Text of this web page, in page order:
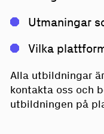
Utmaningar
Vilka
Alla utbildningar
kontakta oss och
utbildningen på